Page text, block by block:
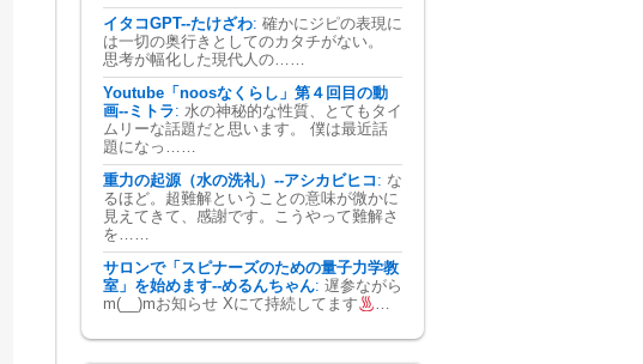
イタコGPT--たけざわ: 確かにジピの表現に
は一切の奥行きとしてのカタチがない。
思考が幅化した現代人の……
Youtube「noosなくらし」第４回目の動
画--ミトラ: 水の神秘的な性質、とてもタイ
ムリーな話題だと思います。 僕は最近話
題になっ……
重力の起源（水の洗礼）--アシカビヒコ : な
るほど。超難解ということの意味が微かに
見えてきて、感謝です。こうやって難解さ
を……
サロンで「スピナーズのための量子力学教
室」を始めます--めるんちゃん: 遅参ながら
m(__)mお知らせ Xにて持続してます
…